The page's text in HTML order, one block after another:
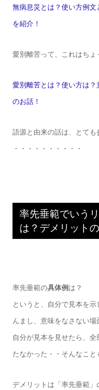
無病息災とは？使い方例
を紹介！
愛別離苦って、これはちょ
愛別離苦とは？使い方は
のお話！
語源と由来の話は、とても
・・・・・・・・・・
率先垂範でいう
は？デメリットの
率先垂範の具体例は？
というと、自分で見本を
んまし、意味をなさない場
自分が見本を見せたら、
たなかった・・そんなこと
デメリットは「率先垂範